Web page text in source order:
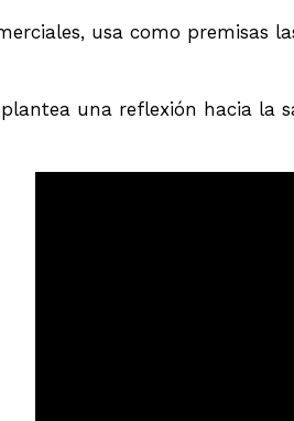
usa como
una reflexión hacia la